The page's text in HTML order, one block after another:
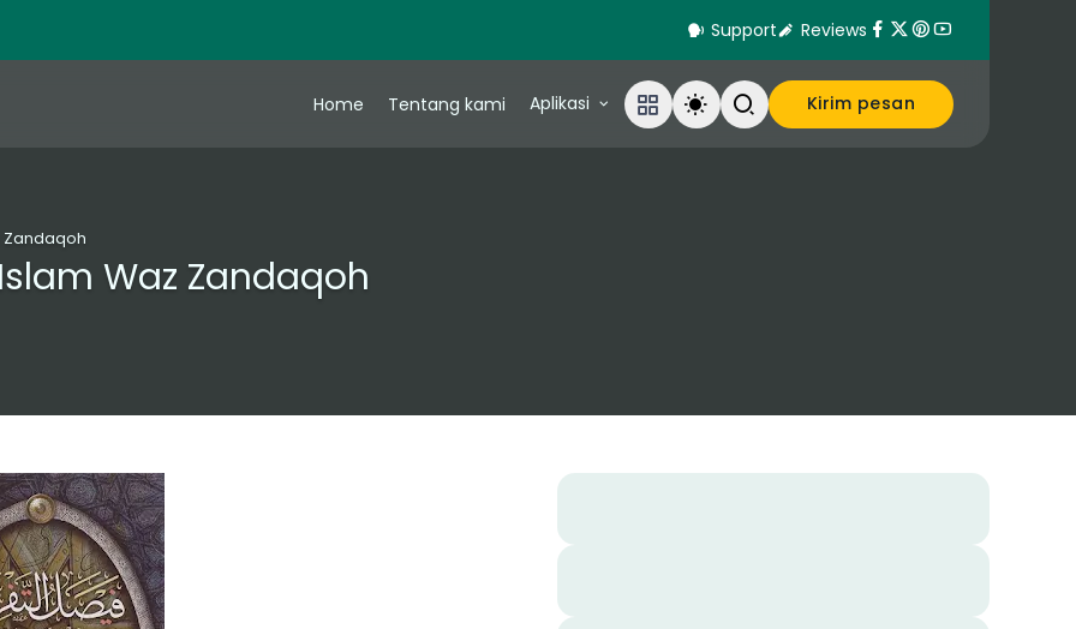
Support Reviews
Home Tentang kami Aplikasi Kirim pesan
Zandaqoh
Waz Zandaqoh